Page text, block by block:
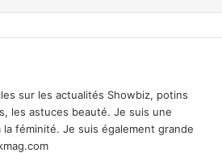
sur les actualités Showbiz, potins
les astuces beauté. Je suis une
féminité. Je suis également grande